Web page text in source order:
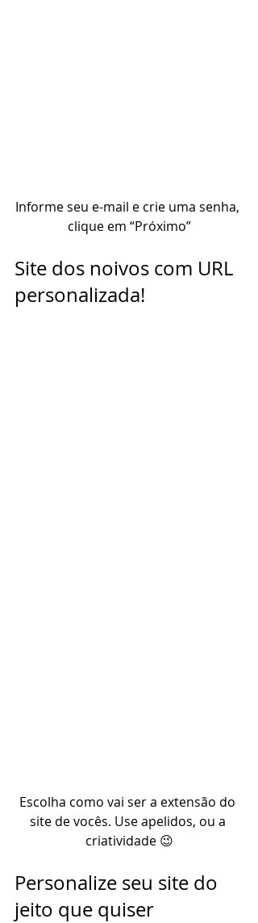
Informe seu e-mail e crie uma senha,
clique em “Próximo”
Site dos noivos com URL
personalizada!
Escolha como vai ser a extensão do
site de vocês. Use apelidos, ou a
criatividade 😉
Personalize seu site do
jeito que quiser